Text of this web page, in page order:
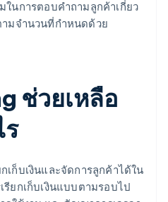
ในการตอบคำถามลูกค้าเกี่ยว
ามจำนวนที่กำหนดด้วย
ช่วยเหลือ
เก็บเงินและจัดการลูกค้าได้ใน
ยกเก็บเงินแบบตามรอบไป